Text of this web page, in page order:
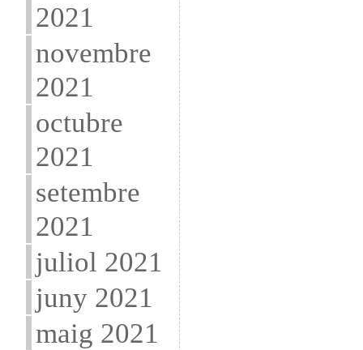
2021
novembre
2021
octubre
2021
setembre
2021
juliol 2021
juny 2021
maig 2021